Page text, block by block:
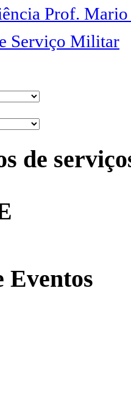
Prof.
Serviço Militar
de
Eventos